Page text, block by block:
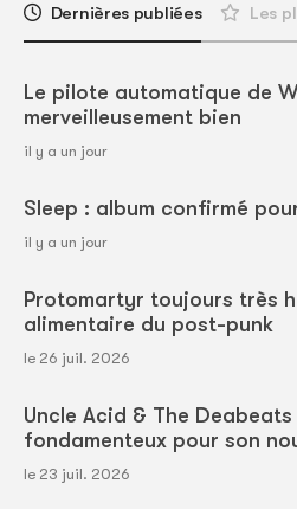
Dernières publiées Les
Le pilote automatique de
merveilleusement bien
il y a un jour
Sleep : album confirmé
il y a un jour
Protomartyr toujours très
alimentaire du post-punk
le 26 juil. 2026
Uncle Acid & The
fondamenteux pour son
le 23 juil. 2026